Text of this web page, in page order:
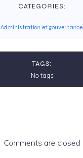
CATEGORIES:
Administration et gouvernance
TAGS:
No tags
Comments are closed